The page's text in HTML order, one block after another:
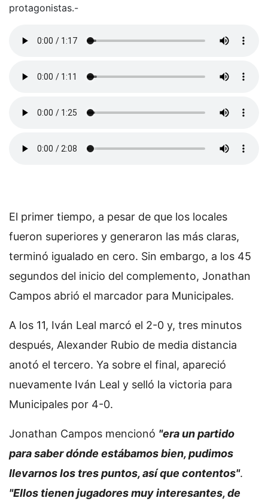
protagonistas.-
El primer tiempo, a pesar de que los locales
fueron superiores y generaron las más claras,
terminó igualado en cero. Sin embargo, a los 45
segundos del inicio del complemento, Jonathan
Campos abrió el marcador para Municipales.
A los 11, Iván Leal marcó el 2-0 y, tres minutos
después, Alexander Rubio de media distancia
anotó el tercero. Ya sobre el final, apareció
nuevamente Iván Leal y selló la victoria para
Municipales por 4-0.
Jonathan Campos mencionó "era un partido
para saber dónde estábamos bien, pudimos
llevarnos los tres puntos, así que contentos".
"Ellos tienen jugadores muy interesantes, de